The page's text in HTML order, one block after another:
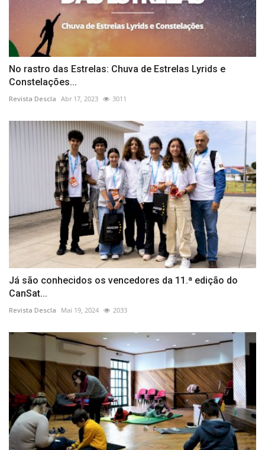
No rastro das Estrelas: Chuva de Estrelas Lyrids e
Constelações...
Revista Descla Abr 17, 2023 3011
Já são conhecidos os vencedores da 11.ª edição do
CanSat...
Revista Descla Mai 19, 2024 2033